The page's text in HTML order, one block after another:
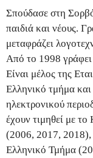
Σπούδασε στη
παιδιά και νέους.
μεταφράζει
Από το 1998 γράφει
Είναι μέλος της
Ελληνικό τμήμα
ηλεκτρονικού
έχουν τιμηθεί με
(2006, 2017, 2018),
Ελληνικό Τμήμα